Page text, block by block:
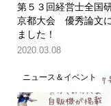
第５３回経営士全国
京都大会 優秀論文
ました！
2020.03.08
ニュース＆イベント